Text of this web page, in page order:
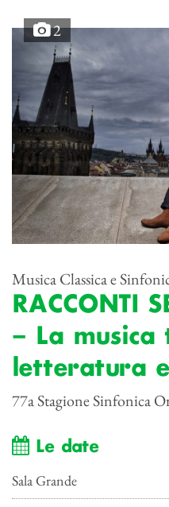
2
Musica Classica e
RACCONTI
– La
letteratura
77a Stagione Sinfonica
Le date
Sala Grande